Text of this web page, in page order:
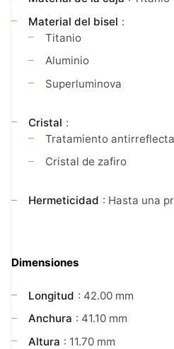
Material del bisel :
Titanio
Aluminio
Superluminova
Cristal :
Tratamiento
Cristal de zafiro
Hermeticidad : Hasta una
Dimensiones
Longitud : 42.00 mm
Anchura : 41.10 mm
Altura : 11.70 mm